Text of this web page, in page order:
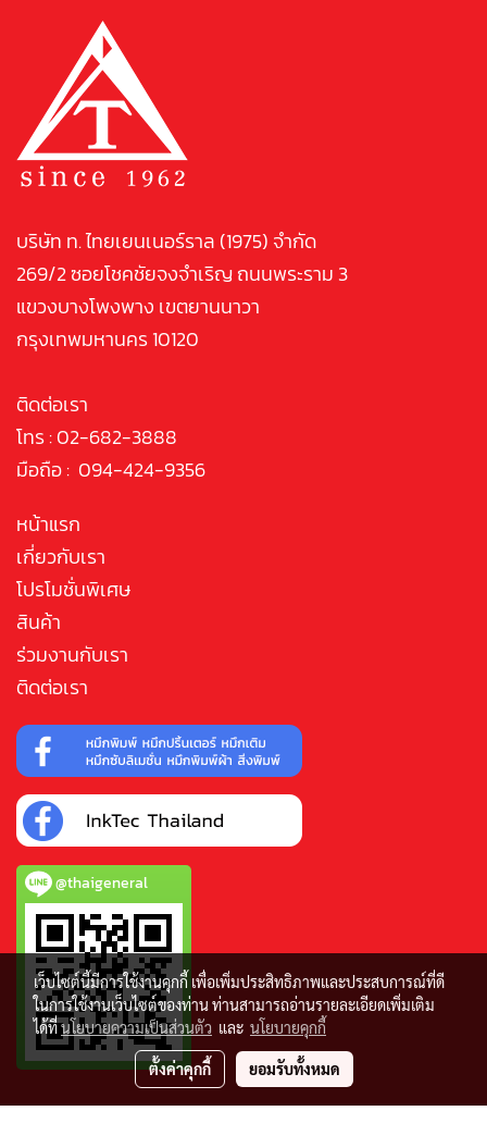
บริษัท ท. ไทยเยนเนอร์ราล (1975) จำกัด
269/2 ซอยโชคชัยจงจำเริญ ถนนพระราม 3
แขวงบางโพงพาง เขตยานนาวา
กรุงเทพมหานคร 10120
ติดต่อเรา
โทร : 02-682-3888
มือถือ : 094-424-9356
หน้าแรก
เกี่ยวกับเรา
โปรโมชั่นพิเศษ
สินค้า
ร่วมงานกับเรา
ติดต่อเรา
@thaigeneral
เว็บไซต์นี้มีการใช้งานคุกกี้ เพื่อเพิ่มประสิทธิภาพและประสบการณ์ที่ดี
ในการใช้งานเว็บไซต์ของท่าน ท่านสามารถอ่านรายละเอียดเพิ่มเติม
ได้ที่นโยบายความเป็นส่วนตัว และ นโยบายคุกกี้
ตั้งค่าคุกกี้ ยอมรับทั้งหมด